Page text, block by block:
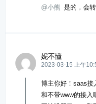
@小熊 是的，会
妮不懂
2023-03-15 上午
博主你好！saas接
和不带www的接入